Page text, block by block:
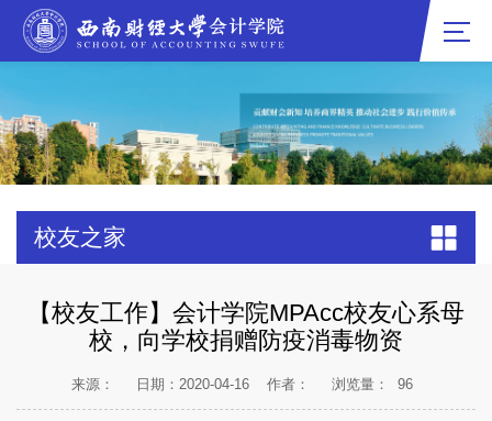
校友之家
【校友工作】会计学院MPAcc校友心系母
校，向学校捐赠防疫消毒物资
来源： 日期：2020-04-16 作者： 浏览量： 96